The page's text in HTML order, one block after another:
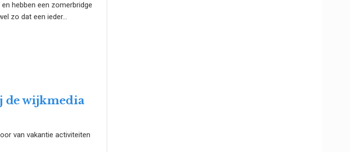
hebben een zomerbridge
zo dat een ieder...
de wijkmedia
van vakantie activiteiten